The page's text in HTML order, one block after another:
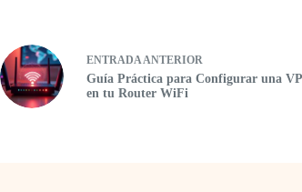
ENTRADAANTERIOR
Guía Práctica para Configurar una
en tu Router WiFi